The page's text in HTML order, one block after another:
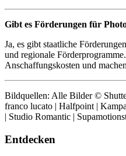
Gibt es Förderungen für
Ja, es gibt staatliche
und regionale
Anschaffungskosten und
Bildquellen: Alle Bilder ©
franco lucato | Halfpoint |
| Studio Romantic |
Entdecken